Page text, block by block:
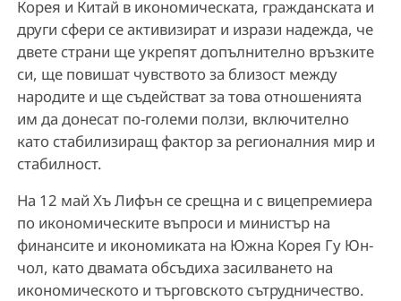
Корея и Китай в икономическата, гражданската и
други сфери се активизират и изрази надежда, че
двете страни ще укрепят допълнително връзките
си, ще повишат чувството за близост между
народите и ще съдействат за това отношенията
им да донесат по-големи ползи, включително
като стабилизиращ фактор за регионалния мир и
стабилност.
На 12 май Хъ Лифън се срещна и с вицепремиера
по икономическите въпроси и министър на
финансите и икономиката на Южна Корея Гу Юн-
чол, като двамата обсъдиха засилването на
икономическото и търговското сътрудничество.